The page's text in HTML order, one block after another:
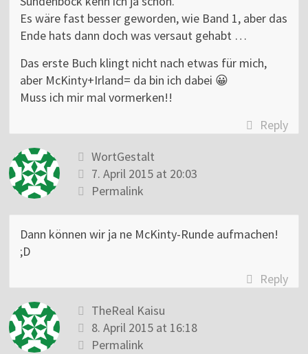
Es wäre fast besser geworden, wie Band 1, aber das
Ende hats dann doch was versaut gehabt …
Das erste Buch klingt nicht nach etwas für mich,
aber McKinty+Irland= da bin ich dabei 😀
Muss ich mir mal vormerken!!
Reply
WortGestalt
7. April 2015 at 20:03
Permalink
Dann können wir ja ne McKinty-Runde aufmachen!
;D
Reply
TheReal Kaisu
8. April 2015 at 16:18
Permalink